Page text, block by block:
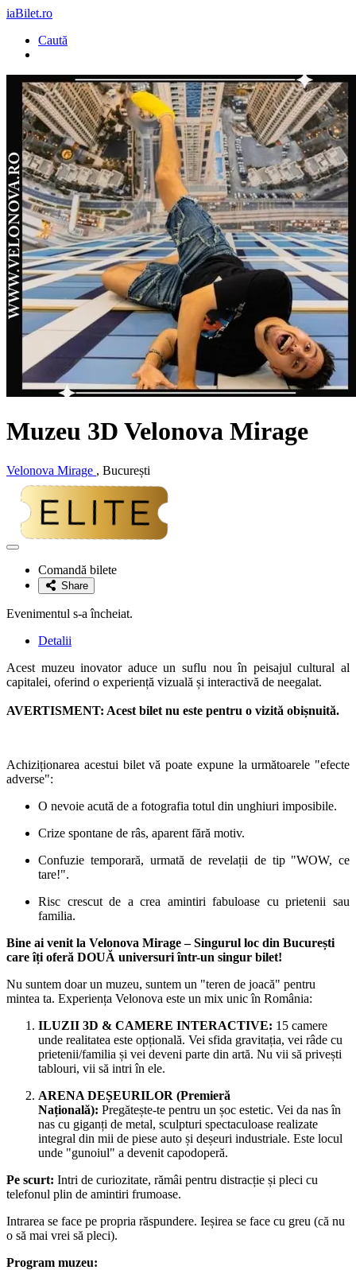
iaBilet.ro
Caută
Muzeu 3D Velonova Mirage
Velonova Mirage , București
Adaugă
favoriteComandă bilete
Share
Evenimentul s-a încheiat.
Detalii
Acest muzeu inovator aduce un suflu nou în peisajul cultural al
capitalei, oferind o experiență vizuală și interactivă de neegalat.
AVERTISMENT: Acest bilet nu este pentru o vizită obișnuită.
Achiziționarea acestui bilet vă poate expune la următoarele "efecte
adverse":
O nevoie acută de a fotografia totul din unghiuri imposibile.
Crize spontane de râs, aparent fără motiv.
Confuzie temporară, urmată de revelații de tip "WOW, ce
tare!".
Risc crescut de a crea amintiri fabuloase cu prietenii sau
familia.
Bine ai venit la Velonova Mirage – Singurul loc din București
care îți oferă DOUĂ universuri într-un singur bilet!
Nu suntem doar un muzeu, suntem un "teren de joacă" pentru
mintea ta. Experiența Velonova este un mix unic în România:
ILUZII 3D & CAMERE INTERACTIVE: 15 camere
unde realitatea este opțională. Vei sfida gravitația, vei râde cu
prietenii/familia și vei deveni parte din artă. Nu vii să privești
tablouri, vii să intri în ele.
ARENA DEȘEURILOR (Premieră
Națională): Pregătește-te pentru un șoc estetic. Vei da nas în
nas cu giganți de metal, sculpturi spectaculoase realizate
integral din mii de piese auto și deșeuri industriale. Este locul
unde "gunoiul" a devenit capodoperă.
Pe scurt: Intri de curiozitate, rămâi pentru distracție și pleci cu
telefonul plin de amintiri frumoase.
Intrarea se face pe propria răspundere. Ieșirea se face cu greu (că nu
o să mai vrei să pleci).
Program muzeu: